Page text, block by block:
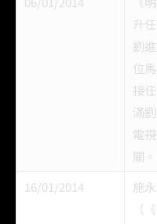
升
劉
位
接
滿
電
關。
16/01/2014
施
（